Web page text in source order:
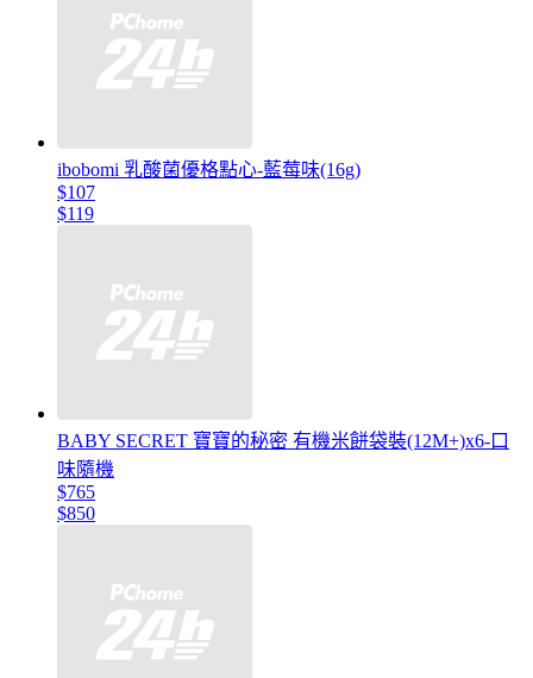
ibobomi 乳酸菌優格點心-藍莓味(16g)
$107
$119
BABY SECRET 寶寶的秘密 有機米餅袋裝(12M+)x6-口
味隨機
$765
$850